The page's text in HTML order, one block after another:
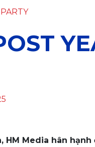
HM Media hân